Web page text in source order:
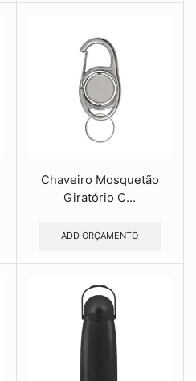
Chaveiro Mosquetão
Giratório C...
ADD ORÇAMENTO